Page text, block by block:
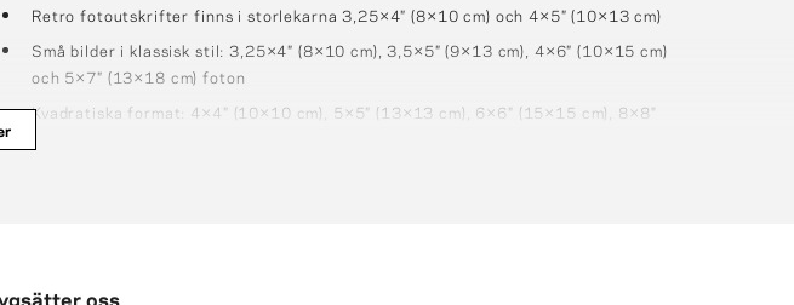
Retro fotoutskrifter finns i storlekarna 3,25×4″ (8×10 cm) och 4×5″ (10×13 cm)
Små bilder i klassisk stil: 3,25×4″ (8×10 cm), 3,5×5″ (9×13 cm), 4×6″ (10×15 cm)
och 5×7″ (13×18 cm) foton
Kvadratiska format: 4×4″ (10×10 cm), 5×5″ (13×13 cm), 6×6″ (15×15 cm), 8×8"
oss